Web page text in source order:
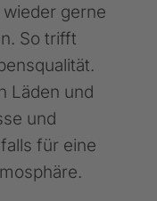
gerne
So trifft
Läden und
und
für eine